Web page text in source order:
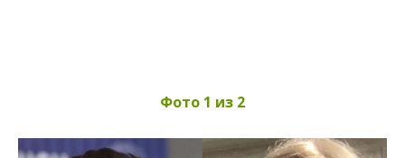
Фото 1 из 2